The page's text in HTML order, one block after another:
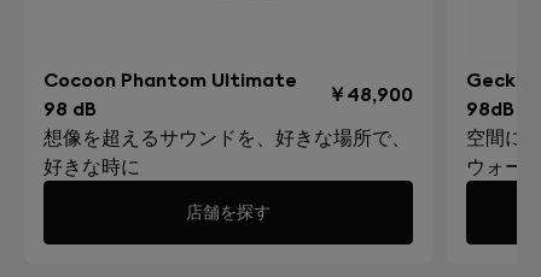
加で3年の保証（トータルで5年間）。
すべて表示
Cocoon Phantom Ultimate
98 dB
￥48,900
想像を超えるサウンドを、好きな場所で、
好きな時に
店舗を探す
Gecko
98dB
空間に
ウォー